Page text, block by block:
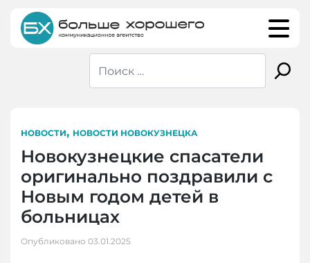
content
НОВОСТИ, НОВОСТИ НОВОКУЗНЕЦКА
Новокузнецкие спасатели
оригинально поздравили с
Новым годом детей в
больницах
Опубликовано 03.01.2025